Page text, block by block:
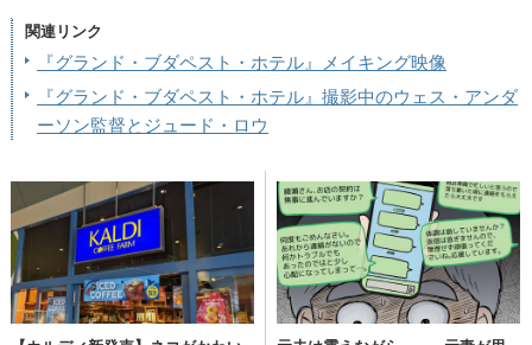
関連リンク
『グランド・ブダペスト・ホテル』メイキング映像
『グランド・ブダペスト・ホテル』撮影中のウェス・アンダ
ーソン監督とジュード・ロウ